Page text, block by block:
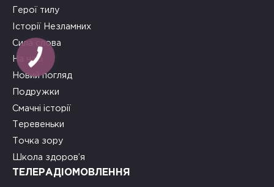
Герої тилу
Історії Незламних
Сила слова
На часі
Новий погляд
Подружки
Смачні історії
Теревеньки
Точка зору
Школа здоров’я
ТЕЛЕРАДІОМОВЛЕННЯ